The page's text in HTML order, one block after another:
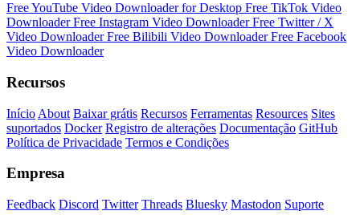
Free YouTube Video Downloader for Desktop Free TikTok Video
DownloaderFree Instagram Video DownloaderFree Twitter / X
Video DownloaderFree Bilibili Video DownloaderFree Facebook
Video Downloader
Recursos
Início About Baixar grátis Recursos Ferramentas Resources Sites
suportados Docker Registro de alterações Documentação GitHub
Política de Privacidade Termos e Condições
Empresa
Feedback Discord Twitter Threads Bluesky Mastodon Suporte